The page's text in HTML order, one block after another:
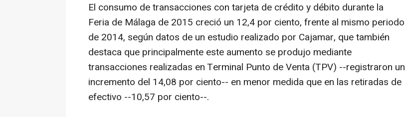
El consumo de transacciones con tarjeta de crédito y débito durante la
Feria de Málaga de 2015 creció un 12,4 por ciento, frente al mismo periodo
de 2014, según datos de un estudio realizado por Cajamar, que también
destaca que principalmente este aumento se produjo mediante
transacciones realizadas en Terminal Punto de Venta (TPV) --registraron un
incremento del 14,08 por ciento-- en menor medida que en las retiradas de
efectivo --10,57 por ciento--.